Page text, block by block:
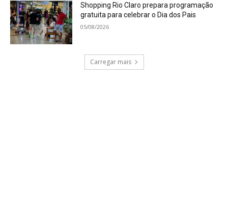
Shopping Rio Claro prepara programação
gratuita para celebrar o Dia dos Pais
05/08/2026
Carregar mais